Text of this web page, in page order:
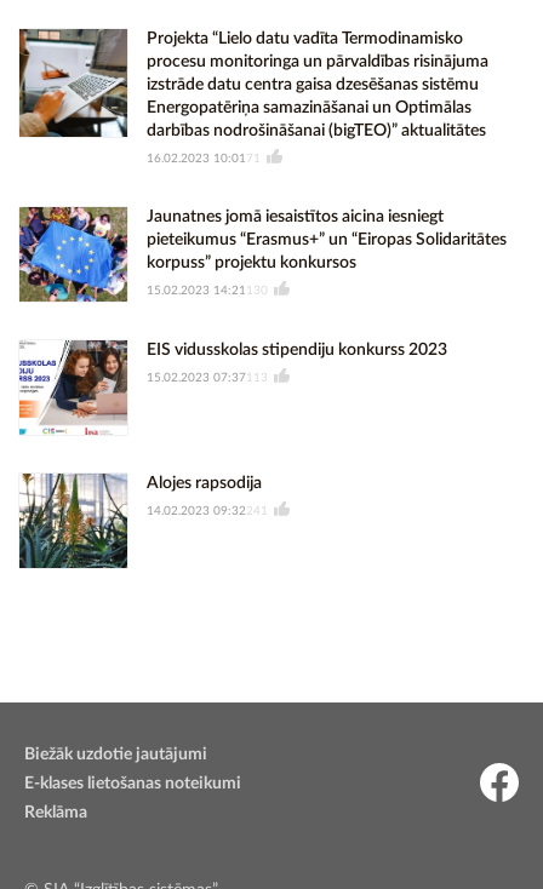
Projekta “Lielo datu vadīta Termodinamisko
procesu monitoringa un pārvaldības risinājuma
izstrāde datu centra gaisa dzesēšanas sistēmu
Energopatēriņa samazināšanai un Optimālas
darbības nodrošināšanai (bigTEO)” aktualitātes
16.02.2023 10:01 71
Jaunatnes jomā iesaistītos aicina iesniegt
pieteikumus “Erasmus+” un “Eiropas Solidaritātes
korpuss” projektu konkursos
15.02.2023 14:21 130
EIS vidusskolas stipendiju konkurss 2023
15.02.2023 07:37113
Alojes rapsodija
14.02.2023 09:32 241
Biežāk uzdotie jautājumi
E-klases lietošanas noteikumi
Reklāma